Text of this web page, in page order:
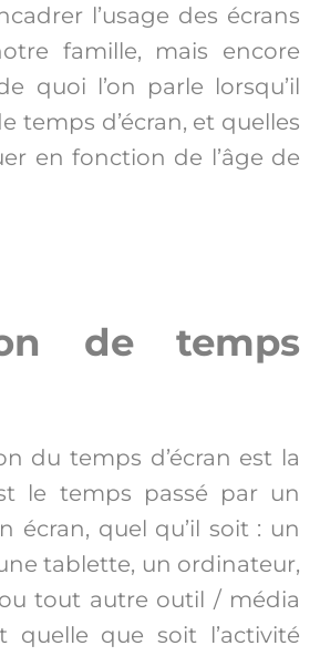
l’usage des écrans
famille, mais encore
quoi l’on parle lorsqu’il
temps d’écran, et quelles
en fonction de l’âge de
de temps
du temps d’écran est la
le temps passé par un
écran, quel qu’il soit : un
tablette, un ordinateur,
tout autre outil / média
quelle que soit l’activité